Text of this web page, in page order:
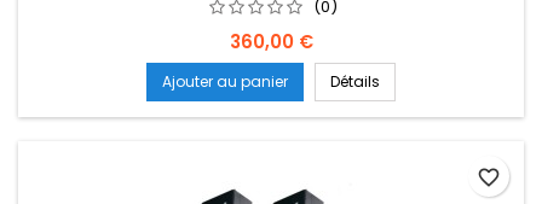
(0)
Prix
360,00 €
Ajouter au panier Détails
favorite_border